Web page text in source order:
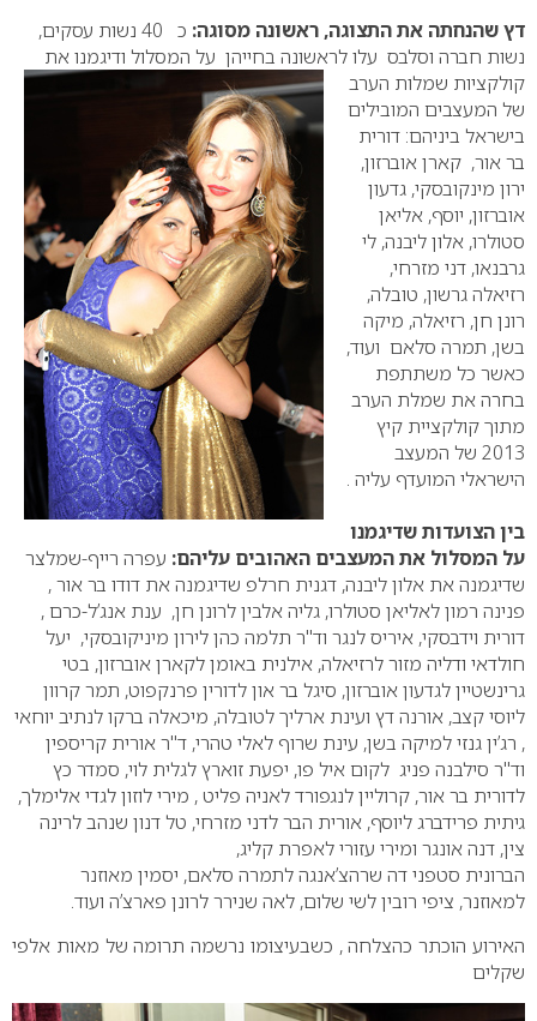
דץ שהנחתה את התצוגה, ראשונה מסוגה:
כ 40 נשות עסקים,
נשות חברה וסלבס עלו לראשונה בחייהן על המסלול ודיגמנו את
קולקציות שמלות הערב
של המעצבים המובילים
בישראל ביניהם: דורית
בר אור, קארן אוברזון,
ירון מינקובסקי, גדעון
אוברזון, יוסף, אליאן
סטולרו, אלון ליבנה, לי
גרבנאו, דני מזרחי,
רזיאלה גרשון, טובלה,
רונן חן, רזיאלה, מיקה
בשן, תמרה סלאם ועוד,
כאשר כל משתתפת
בחרה את שמלת הערב
מתוך קולקציית קיץ
2013 של המעצב
הישראלי המועדף עליה .
בין הצועדות שדיגמנו
על המסלול את המעצבים האהובים עליהם: עפרה רייף-שמלצר
שדיגמנה את אלון ליבנה, דגנית חרלפ שדיגמנה את דודו בר אור ,
פנינה רמון לאליאן סטולרו, גליה אלבין לרונן חן, ענת אנג’ל-כרם ,
דורית וידבסקי, איריס לנגר וד"ר תלמה כהן לירון מיניקובסקי, יעל
חולדאי ודליה מזור לרזיאלה, אילנית באומן לקארן אוברזון, בטי
גרינשטיין לגדעון אוברזון, סיגל בר און לדורין פרנקפוט, תמר קרוון
ליוסי קצב, אורנה דץ ועינת ארליך לטובלה, מיכאלה ברקו לנתיב יוחאי
, רג’ין גנזי למיקה בשן, עינת שרוף לאלי טהרי, ד"ר אורית קריספין
וד"ר סילבנה פניג לקום איל פו, יפעת זוארץ לגלית לוי, סמדר כץ
לדורית בר אור, קרוליין לנגפורד לאניה פליט , מירי לוזון לגדי אלימלך,
גיתית פרידברג ליוסף, אורית הבר לדני מזרחי, טל דנון שנהב לרינה
צין, דנה אונגר ומירי עזורי לאפרת קליג,
הברונית סטפני דה שרהצ’אנגה לתמרה סלאם, יסמין מאוזנר
למאוזנר, ציפי רובין לשי שלום, לאה שנירר לרונן פארצ’ה ועוד.
האירוע הוכתר כהצלחה , כשבעיצומו נרשמה תרומה של מאות אלפי
שקלים